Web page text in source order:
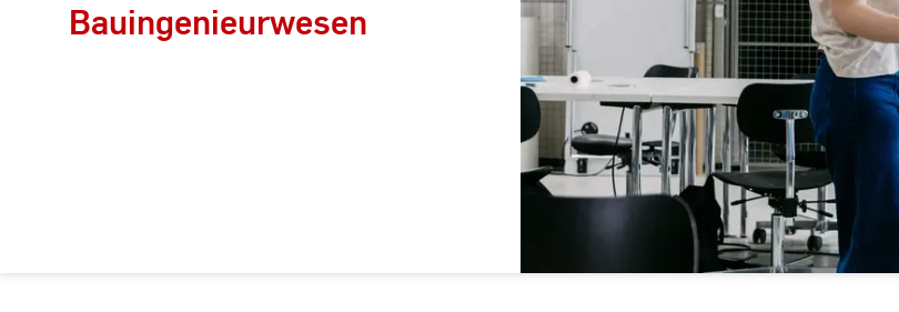
Bauingenieurwesen